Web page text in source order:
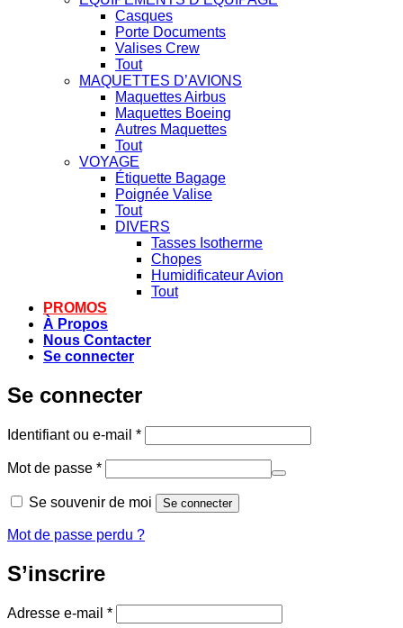
Casques
Porte Documents
Valises Crew
Tout
MAQUETTES D’AVIONS
Maquettes Airbus
Maquettes Boeing
Autres Maquettes
Tout
VOYAGE
Étiquette Bagage
Poignée Valise
Tout
DIVERS
Tasses Isotherme
Chopes
Humidificateur Avion
Tout
PROMOS
À Propos
Nous Contacter
Se connecter
Se connecter
Identifiant ou e-mail *Obligatoire
Mot de passe *Obligatoire
Se souvenir de moi Se connecter
Mot de passe perdu ?
S’inscrire
Adresse e-mail *Obligatoire